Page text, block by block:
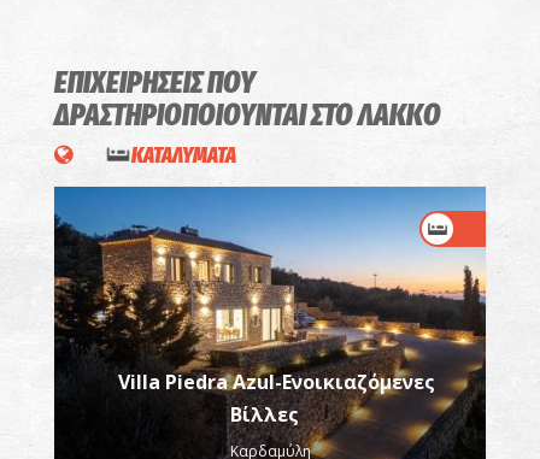
ΕΠΙΧΕΙΡΗΣΕΙΣ ΠΟΥ
ΔΡΑΣΤΗΡΙΟΠΟΙΟΥΝΤΑΙΣΤΟ ΛΑΚΚΟ
ΚΑΤΑΛΥΜΑΤΑ
Villa Piedra Azul-Ενοικιαζόμενες
Βίλλες
Καρδαμύλη